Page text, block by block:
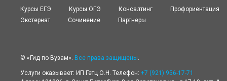
Курсы ЕГЭ Курсы OГЭ Консалтинг
Профориентация
Экстернат
Сочинение Партнеры
© «Гид по Вузам». Все права защищены.
Услуги оказывает: ИП Гетц О.Н. Телефон: +7 (921) 956-17-71